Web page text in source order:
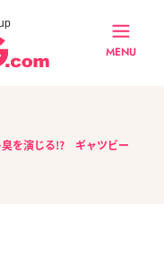
MENU
臭を演じる!? ギャツビー